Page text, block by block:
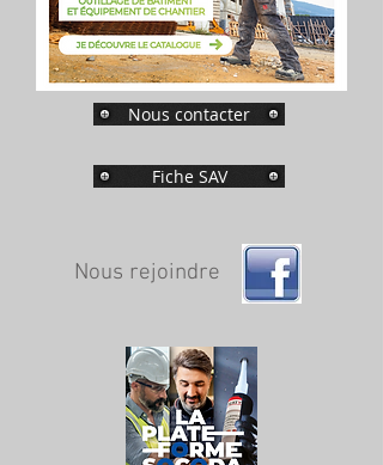
Nous contacter
Fiche SAV
Nous rejoindre